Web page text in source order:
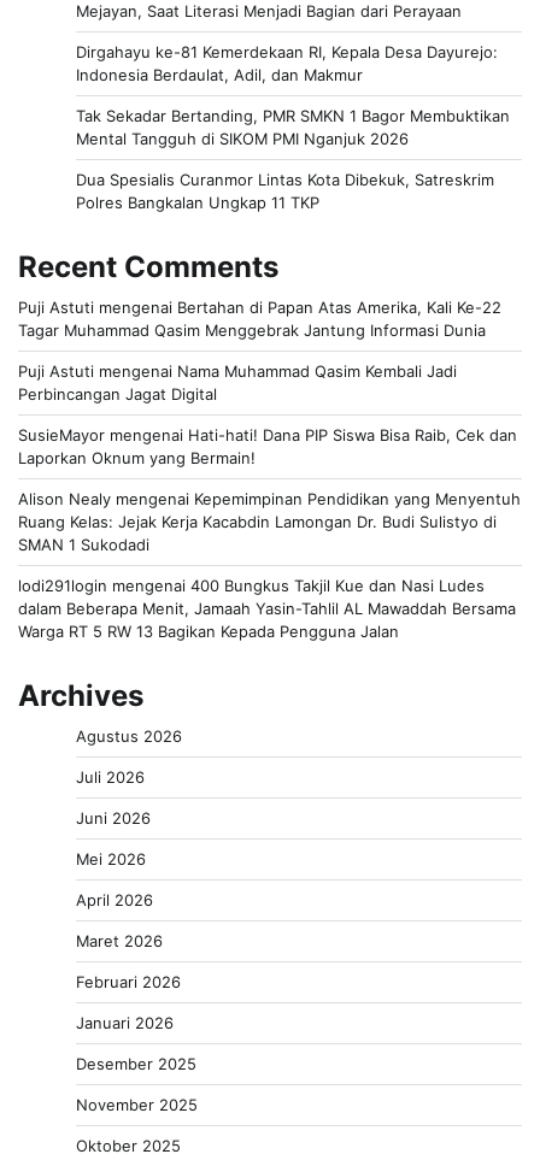
Mejayan, Saat Literasi Menjadi Bagian dari Perayaan
Dirgahayu ke-81 Kemerdekaan RI, Kepala Desa Dayurejo:
Indonesia Berdaulat, Adil, dan Makmur
Tak Sekadar Bertanding, PMR SMKN 1 Bagor Membuktikan
Mental Tangguh di SIKOM PMI Nganjuk 2026
Dua Spesialis Curanmor Lintas Kota Dibekuk, Satreskrim
Polres Bangkalan Ungkap 11 TKP
Recent Comments
Puji Astuti mengenai Bertahan di Papan Atas Amerika, Kali Ke-22
Tagar Muhammad Qasim Menggebrak Jantung Informasi Dunia
Puji Astuti mengenai Nama Muhammad Qasim Kembali Jadi
Perbincangan Jagat Digital
SusieMayor mengenai Hati-hati! Dana PIP Siswa Bisa Raib, Cek dan
Laporkan Oknum yang Bermain!
Alison Nealy mengenai Kepemimpinan Pendidikan yang Menyentuh
Ruang Kelas: Jejak Kerja Kacabdin Lamongan Dr. Budi Sulistyo di
SMAN 1 Sukodadi
lodi291login mengenai 400 Bungkus Takjil Kue dan Nasi Ludes
dalam Beberapa Menit, Jamaah Yasin-Tahlil AL Mawaddah Bersama
Warga RT 5 RW 13 Bagikan Kepada Pengguna Jalan
Archives
Agustus 2026
Juli 2026
Juni 2026
Mei 2026
April 2026
Maret 2026
Februari 2026
Januari 2026
Desember 2025
November 2025
Oktober 2025